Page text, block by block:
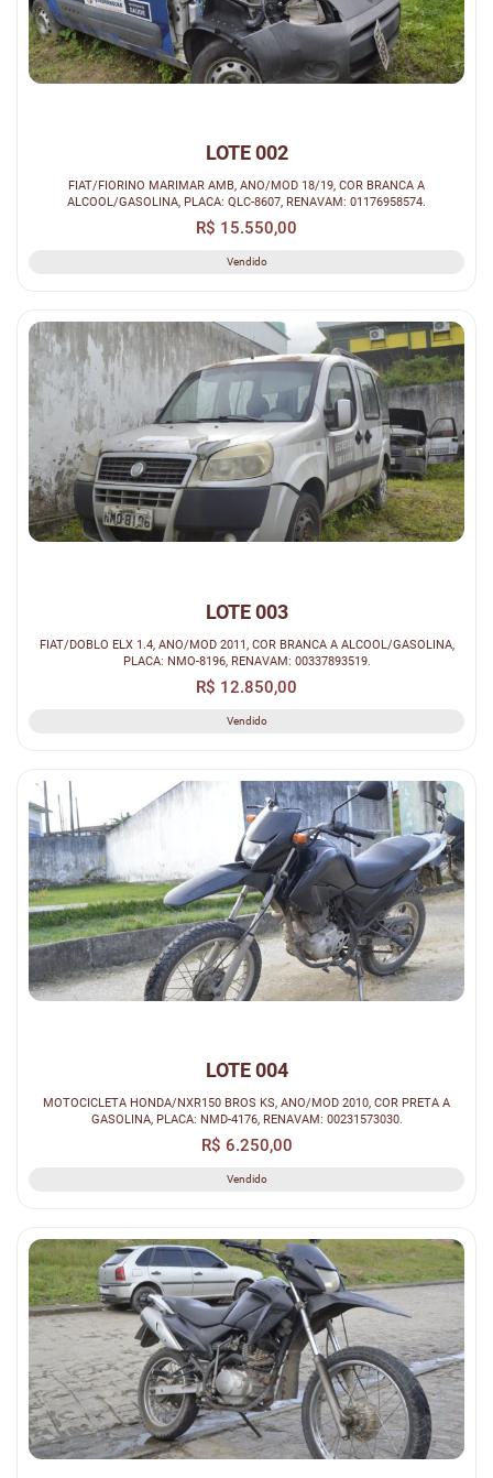
LOTE 002
FIAT/FIORINO MARIMAR AMB, ANO/MOD 18/19, COR BRANCA A
ALCOOL/GASOLINA, PLACA: QLC-8607, RENAVAM: 01176958574.
R$ 15.550,00
Vendido
LOTE 003
FIAT/DOBLO ELX 1.4, ANO/MOD 2011, COR BRANCA A ALCOOL/GASOLINA,
PLACA: NMO-8196, RENAVAM: 00337893519.
R$ 12.850,00
Vendido
LOTE 004
MOTOCICLETA HONDA/NXR150 BROS KS, ANO/MOD 2010, COR PRETA A
GASOLINA, PLACA: NMD-4176, RENAVAM: 00231573030.
R$ 6.250,00
Vendido